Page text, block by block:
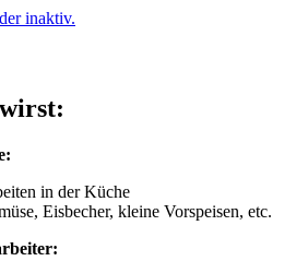
inaktiv.
in der Küche
Eisbecher, kleine Vorspeisen, etc.